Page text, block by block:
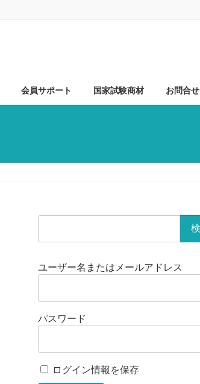
会員サポート 国家試験商材 お問合せ
ユーザー名またはメールアドレス
パスワード
ログイン情報を保存